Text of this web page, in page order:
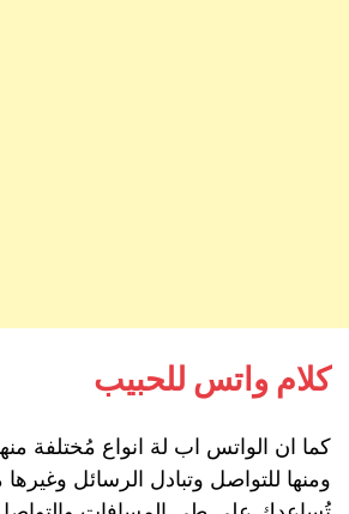
كلام واتس للحبيب
كما ان الواتس اب لة انواع مُختلفة
ومنها للتواصل وتبادل الرسائل وغيرها